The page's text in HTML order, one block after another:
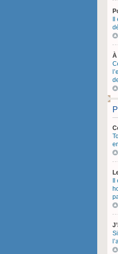
À